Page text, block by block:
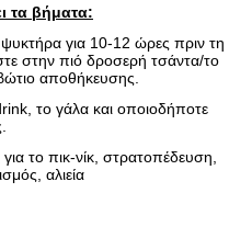
τα βήματα:
για 10-12 ώρες πριν τη
στην πιό δροσερή τσάντα/το
αποθήκευσης.
το γάλα και οποιοδήποτε
το πικ-νίκ, στρατοπέδευση,
αλιεία